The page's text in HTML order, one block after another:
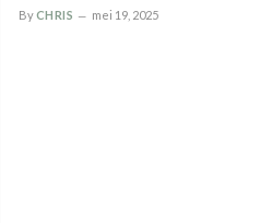
ByCHRIS mei 19, 2025